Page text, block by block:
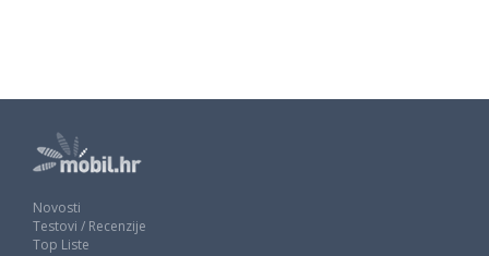
Novosti
Testovi / Recenzije
Top Liste